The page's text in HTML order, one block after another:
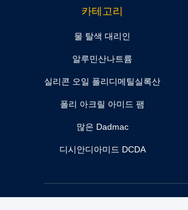
카테고리
물 탈색 대리인
알루민산나트륨
실리콘 오일 폴리디메틸실록산
폴리 아크릴 아미드 팸
많은 Dadmac
디시안디아미드 DCDA